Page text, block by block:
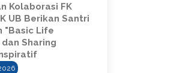
Kolaborasi FK
UB Berikan Santri
"Basic Life
Sharing